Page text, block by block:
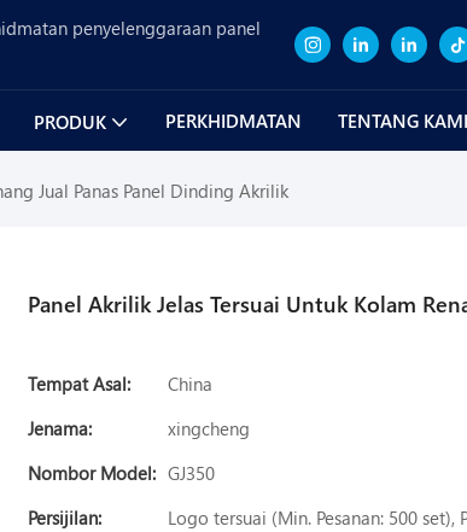
penyelenggaraan panel
PRODUK PERKHIDMATAN TENTANG KAMI
Jual Panas Panel Dinding Akrilik
Panel Akrilik Jelas Tersuai Untuk Kolam
Tempat Asal:
China
Jenama:
xingcheng
Nombor Model: GJ350
Persijilan:
Logo tersuai (Min. Pesanan: 500 set),